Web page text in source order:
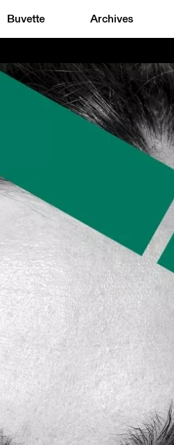
Buvette Archives